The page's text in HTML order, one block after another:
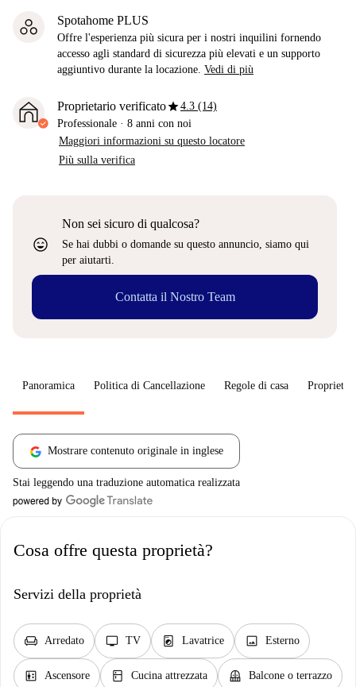
Spotahome PLUS
Offre l'esperienza più sicura per i nostri inquilini fornendo
accesso agli standard di sicurezza più elevati e un supporto
aggiuntivo durante la locazione. Vedi di più
Proprietario verificatostar4.3 (14)
Professionale · 8 anni con noi
Maggiori informazioni su questo locatore
Più sulla verifica
sentiment_very_satisfied
Non sei sicuro di qualcosa?
Se hai dubbi o domande su questo annuncio, siamo qui
per aiutarti.
Contatta il Nostro Team
Panoramica Politica di Cancellazione Regole di casa
Mostrare contenuto originale in inglese
Stai leggendo una traduzione automatica realizzata
Cosa offre questa proprietà?
Servizi della proprietà
chair Arredato tv TV local_laundry_service Lavatrice image Esterno
elevator Ascensore kitchen Cucina attrezzata balcony Balcone o terrazzo